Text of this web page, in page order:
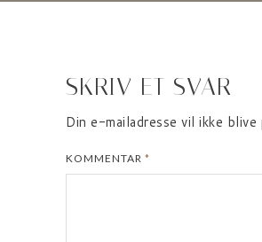
SKRIV ET SVAR
Din e-mailadresse vil ikke
KOMMENTAR *